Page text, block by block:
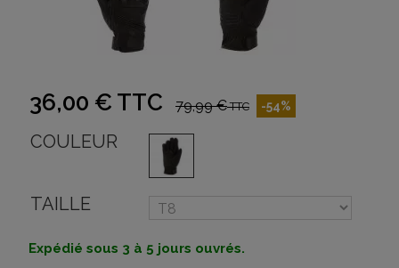
36,00 € TTC 79,99 €TTC -54%
COULEUR
TAILLE
Expédié sous 3 à 5 jours ouvrés.